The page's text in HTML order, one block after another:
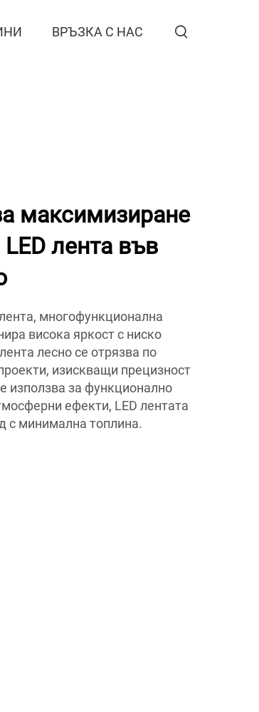
ВРЪЗКА С НАС
максимизиране
лента във
многофункционална
висока яркост с ниско
лесно се отрязва по
изискващи прецизност
използва за функционално
ефекти, LED лентата
с минимална топлина.